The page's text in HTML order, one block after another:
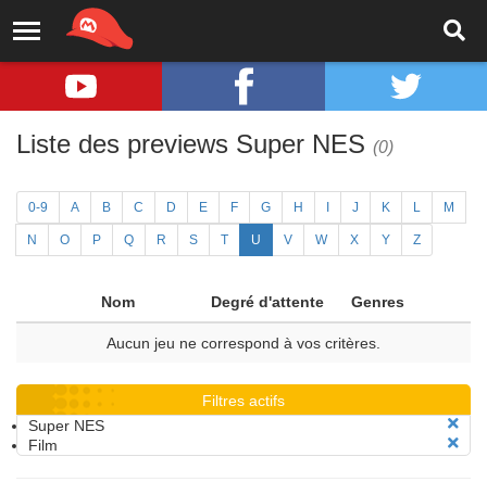
Liste des previews Super NES (0)
0-9 A B C D E F G H J K L M
N O P Q R S T U V W X Y Z
Nom Degré d'attente Genres
Aucun jeu ne correspond à vos critères.
Filtres actifs
Super NES
Film